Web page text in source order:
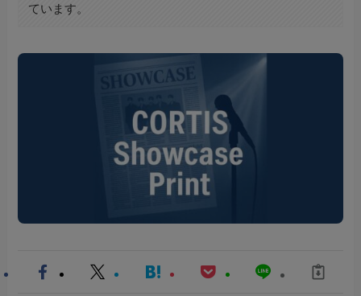
ています。